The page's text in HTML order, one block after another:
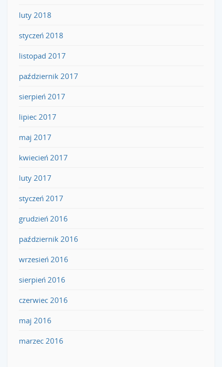
luty 2018
styczeń 2018
listopad 2017
październik 2017
sierpień 2017
lipiec 2017
maj 2017
kwiecień 2017
luty 2017
styczeń 2017
grudzień 2016
październik 2016
wrzesień 2016
sierpień 2016
czerwiec 2016
maj 2016
marzec 2016